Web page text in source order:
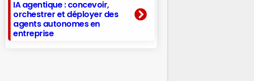
IA agentique : concevoir,
orchestrer et déployer des
agents autonomes en
entreprise